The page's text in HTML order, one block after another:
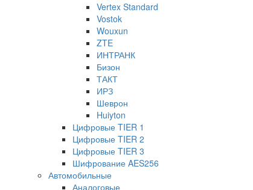
Vertex Standard
Vostok
Wouxun
ZTE
ИНТРАНК
Бизон
ТАКТ
ИРЗ
Шеврон
Huiyton
Цифровые TIER 1
Цифровые TIER 2
Цифровые TIER 3
Шифрование AES256
Автомобильные
Аналоговые